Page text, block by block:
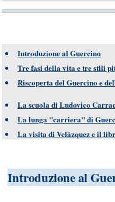
Introduzione al Guercino
Tre fasi della vita e tre stili
Riscoperta del Guercino e
La scuola di Ludovico
La lunga "carriera" di
La visita di Velázquez e il
Introduzione al